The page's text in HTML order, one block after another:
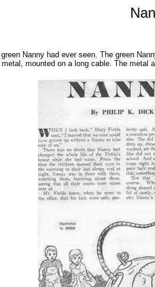
Nanny had ever seen. The green
mounted on a long cable. The